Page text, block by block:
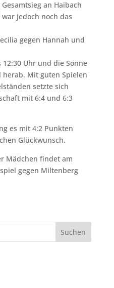
an Haibach
jedoch noch das
gegen Hannah und
Uhr und die Sonne
Mit guten Spielen
setzte sich
mit 6:4 und 6:3
es mit 4:2 Punkten
Glückwunsch.
Mädchen findet am
gegen Miltenberg